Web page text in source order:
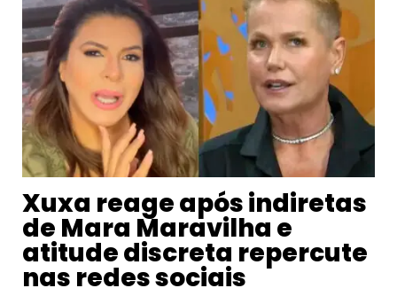
Xuxa reage após indiretas
de Mara Maravilha e
atitude discreta repercute
nas redes sociais